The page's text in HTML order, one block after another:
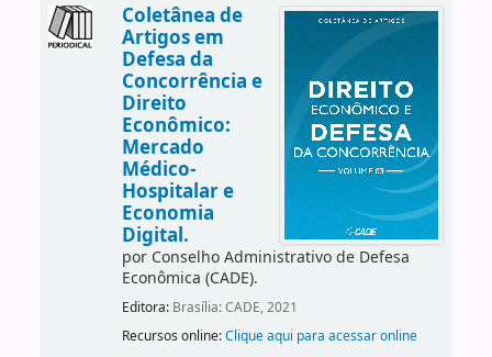
Coletânea de
Artigos em
Defesa da
Concorrência e
Direito
Econômico:
Mercado
Médico-
Hospitalar e
Economia
Digital.
por Conselho Administrativo de Defesa
Econômica (CADE).
Editora: Brasília: CADE, 2021
Recursos online:Clique aqui para acessar online